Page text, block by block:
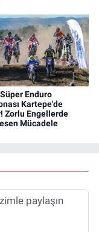
Enduro
Kartepe'de
Zorlu Engellerde
Mücadele